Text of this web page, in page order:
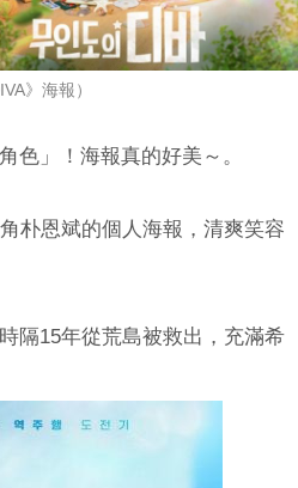
》海報）
色」！海報真的好美～。
朴恩斌的個人海報，清爽笑容
隔15年從荒島被救出，充滿希